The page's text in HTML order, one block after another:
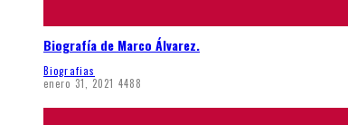
Biografía de Marco Álvarez.
Biografias
enero 31, 2021 4488